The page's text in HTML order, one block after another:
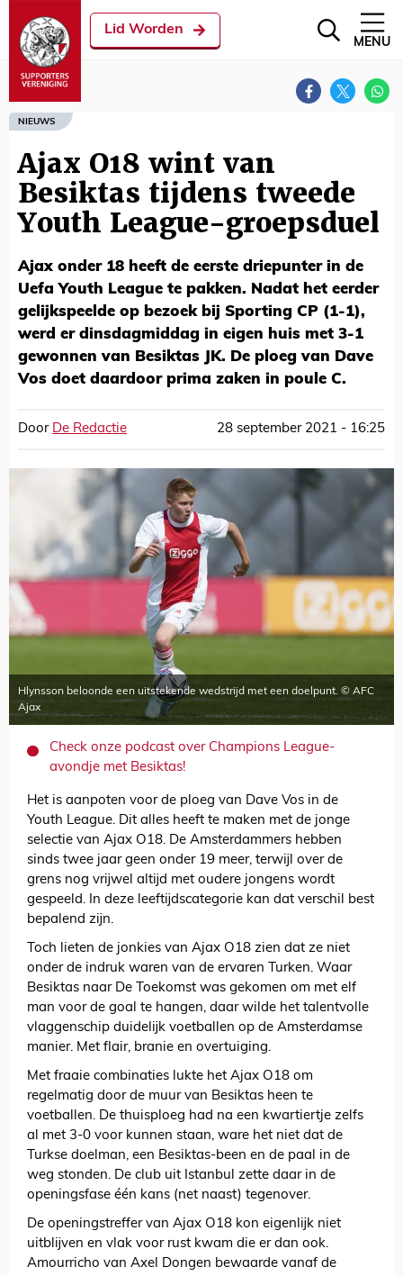
Lid Worden
MENU
NIEUWS
Ajax O18 wint van
Besiktas tijdens tweede
Youth League-groepsduel
Ajax onder 18 heeft de eerste driepunter in de
Uefa Youth League te pakken. Nadat het eerder
gelijkspeelde op bezoek bij Sporting CP (1-1),
werd er dinsdagmiddag in eigen huis met 3-1
gewonnen van Besiktas JK. De ploeg van Dave
Vos doet daardoor prima zaken in poule C.
Door De Redactie 28 september 2021 - 16:25
Hlynsson beloonde een uitstekende wedstrijd met een doelpunt. © AFC
Ajax
Check onze podcast over Champions League-
avondje met Besiktas!
Het is aanpoten voor de ploeg van Dave Vos in de
Youth League. Dit alles heeft te maken met de jonge
selectie van Ajax O18. De Amsterdammers hebben
sinds twee jaar geen onder 19 meer, terwijl over de
grens nog vrijwel altijd met oudere jongens wordt
gespeeld. In deze leeftijdscategorie kan dat verschil best
bepalend zijn.
Toch lieten de jonkies van Ajax O18 zien dat ze niet
onder de indruk waren van de ervaren Turken. Waar
Besiktas naar De Toekomst was gekomen om met elf
man voor de goal te hangen, daar wilde het talentvolle
vlaggenschip duidelijk voetballen op de Amsterdamse
manier. Met flair, branie en overtuiging.
Met fraaie combinaties lukte het Ajax O18 om
regelmatig door de muur van Besiktas heen te
voetballen. De thuisploeg had na een kwartiertje zelfs
al met 3-0 voor kunnen staan, ware het niet dat de
Turkse doelman, een Besiktas-been en de paal in de
weg stonden. De club uit Istanbul zette daar in de
openingsfase één kans (net naast) tegenover.
De openingstreffer van Ajax O18 kon eigenlijk niet
uitblijven en vlak voor rust kwam die er dan ook.
Amourricho van Axel Dongen bewaarde vanaf de